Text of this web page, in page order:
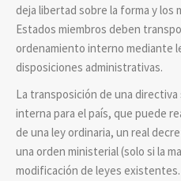
deja libertad sobre la forma y los
Estados miembros deben
ordenamiento interno mediante
disposiciones administrativas.
La transposición de una
interna para el país, que puede
de una ley ordinaria, un real
una orden ministerial (solo si la
modificación de leyes